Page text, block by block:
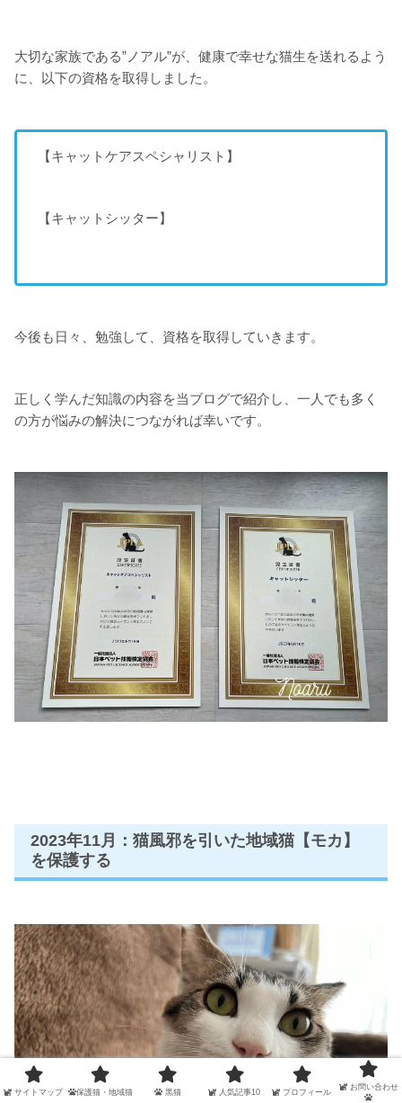
大切な家族である”ノアル”が、健康で幸せな猫生を送れるよう
に、以下の資格を取得しました。
【キャットケアスペシャリスト】
【キャットシッター】
今後も日々、勉強して、資格を取得していきます。
正しく学んだ知識の内容を当ブログで紹介し、一人でも多く
の方が悩みの解決につながれば幸いです。
2023年11月：猫風邪を引いた地域猫【モカ】
を保護する
サイトマップ 保護猫・地域猫 黒猫 人気記事10 プロフィール
お問い合わせ